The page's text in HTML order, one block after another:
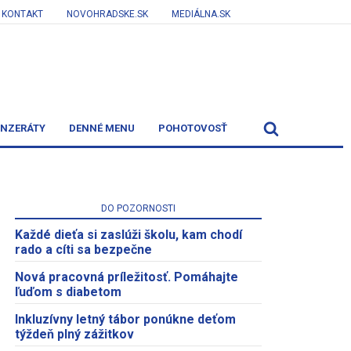
KONTAKT NOVOHRADSKE.SK MEDIÁLNA.SK
DENNÉ MENU POHOTOVOSŤ
DO POZORNOSTI
Každé dieťa si zaslúži školu, kam chodí
rado a cíti sa bezpečne
Nová pracovná príležitosť. Pomáhajte
ľuďom s diabetom
Inkluzívny letný tábor ponúkne deťom
týždeň plný zážitkov